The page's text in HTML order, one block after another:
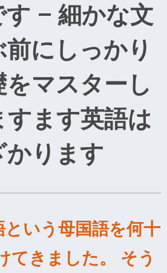
– 細かな文
にしっかり
をマスターし
ます英語は
かります
いう母国語を何十
てきました。 そう